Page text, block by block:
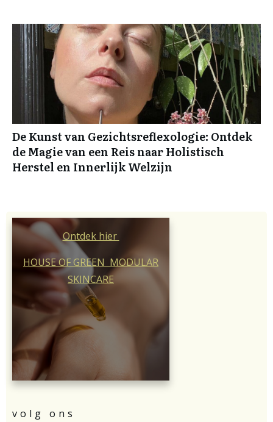
De Kunst van Gezichtsreflexologie: Ontdek
de Magie van een Reis naar Holistisch
Herstel en Innerlijk Welzijn
Ontdek hier
HOUSE OF GREEN MODULAR
SKINCARE
volg ons